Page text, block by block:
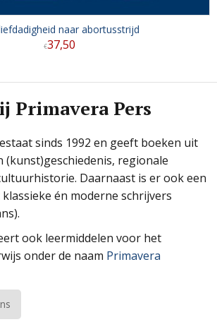
naar abortusstrijd
€37,50
Primavera Pers
sinds 1992 en geeft boeken uit
(kunst)geschiedenis, regionale
Daarnaast is er ook een
én moderne schrijvers
ook leermiddelen voor het
onder de naam Primavera